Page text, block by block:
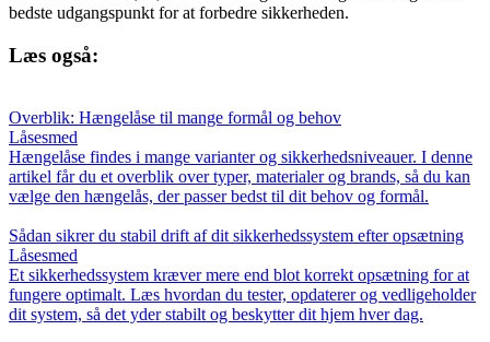
bedste udgangspunkt for at forbedre sikkerheden.
Læs også:
Overblik: Hængelåse til mange formål og behov
Låsesmed
Hængelåse findes i mange varianter og sikkerhedsniveauer. I denne
artikel får du et overblik over typer, materialer og brands, så du kan
vælge den hængelås, der passer bedst til dit behov og formål.
Sådan sikrer du stabil drift af dit sikkerhedssystem efter opsætning
Låsesmed
Et sikkerhedssystem kræver mere end blot korrekt opsætning for at
fungere optimalt. Læs hvordan du tester, opdaterer og vedligeholder
dit system, så det yder stabilt og beskytter dit hjem hver dag.